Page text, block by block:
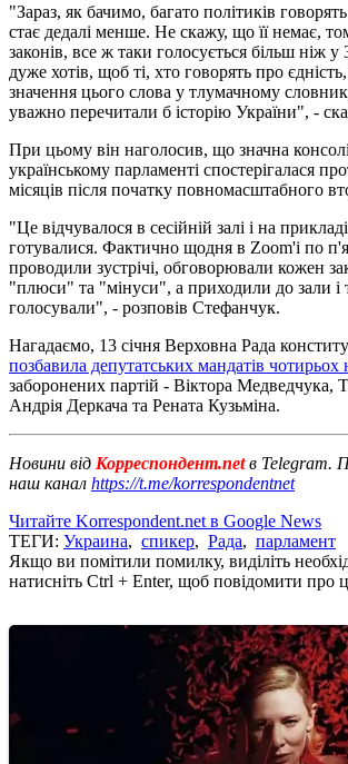
"Зараз, як бачимо, багато політиків говорять
стає дедалі менше. Не скажу, що її немає,
законів, все ж таки голосується більш ніж у
дуже хотів, щоб ті, хто говорять про
значення цього слова у тлумачному
уважно перечитали б історію України", -
При цьому він наголосив, що значна
українському парламенті спостерігалася
місяців після початку повномасштабного
"Це відчувалося в сесійній залі і на
готувалися. Фактично щодня в Zoom'і по
проводили зустрічі, обговорювали кожен
"плюси" та "мінуси", а приходили до зали і
голосували", - розповів Стефанчук.
Нагадаємо, 13 січня Верховна Рада
позбавила депутатських мандатів чотирьох
заборонених партій - Віктора Медведчука,
Андрія Деркача та Рената Кузьміна.
Новини від Корреспондент.netв Telegram.
наш канал https://t.me/korrespondentnet
Читайте Korrespondent.net в Google News
ТЕГИ: Украина, спикер, Рада, парламент
Якщо ви помітили помилку, виділіть
натисніть Ctrl + Enter, щоб повідомити про